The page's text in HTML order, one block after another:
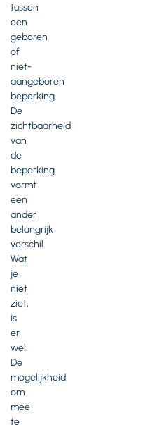
tussen
een
geboren
of
niet-
aangeboren
beperking.
De
zichtbaarheid
van
de
beperking
vormt
een
ander
belangrijk
verschil.
Wat
je
niet
ziet,
is
er
wel.
De
mogelijkheid
om
mee
te